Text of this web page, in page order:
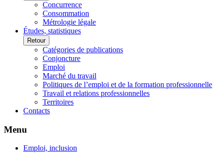
Concurrence
Consommation
Métrologie légale
Études, statistiques
Retour
Catégories de publications
Conjoncture
Emploi
Marché du travail
Politiques de l’emploi et de la formation professionnelle
Travail et relations professionnelles
Territoires
Contacts
Menu
Emploi, inclusion